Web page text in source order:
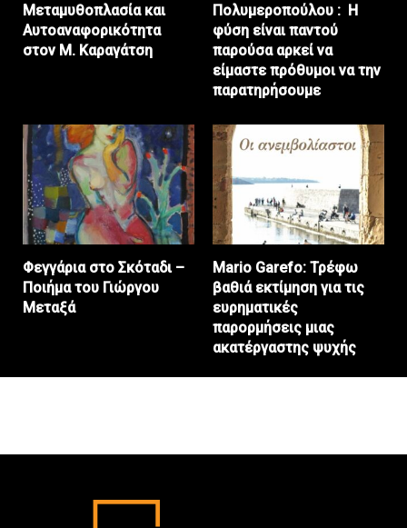
Μεταμυθοπλασία και
Αυτοαναφορικότητα
στον Μ. Καραγάτση
Πολυμεροπούλου : Η
φύση είναι παντού
παρούσα αρκεί να
είμαστε πρόθυμοι να την
παρατηρήσουμε
Φεγγάρια στο Σκόταδι –
Ποιήμα του Γιώργου
Μεταξά
Mario Garefo: Τρέφω
βαθιά εκτίμηση για τις
ευρηματικές
παρορμήσεις μιας
ακατέργαστης ψυχής